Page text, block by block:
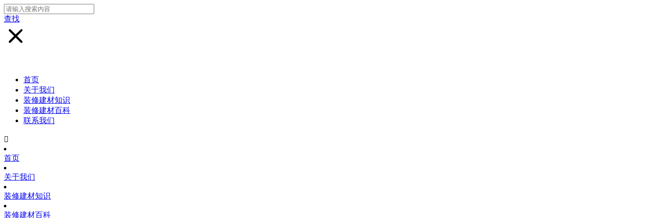
查找
首页
关于我们
装修建材知识
装修建材百科
联系我们

首页
关于我们
装修建材知识
装修建材百科